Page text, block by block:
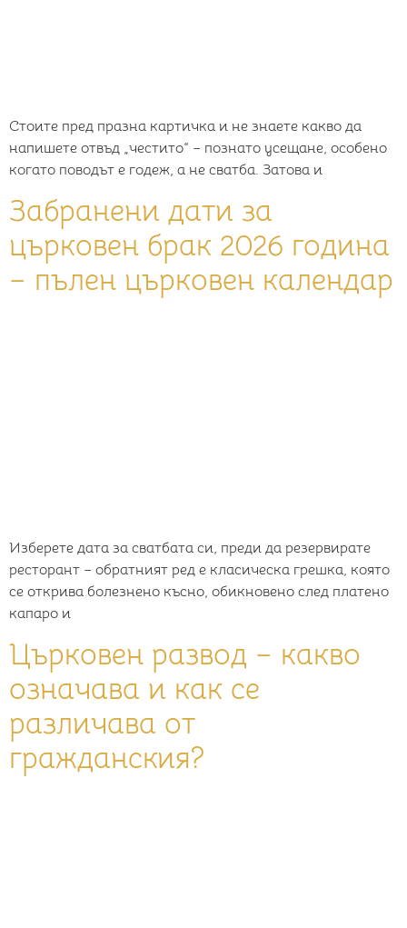
Стоите пред празна картичка и не знаете какво да
напишете отвъд „честито“ – познато усещане, особено
когато поводът е годеж, а не сватба. Затова и
Забранени дати за
църковен брак 2026 година
– пълен църковен календар
Изберете дата за сватбата си, преди да резервирате
ресторант – обратният ред е класическа грешка, която
се открива болезнено късно, обикновено след платено
капаро и
Църковен развод – какво
означава и как се
различава от
гражданския?